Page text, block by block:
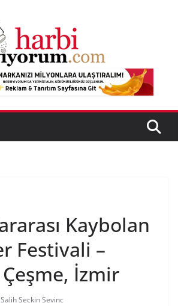
Kaybolan
Festivali –
İzmir
Salih Seckin Sevinc